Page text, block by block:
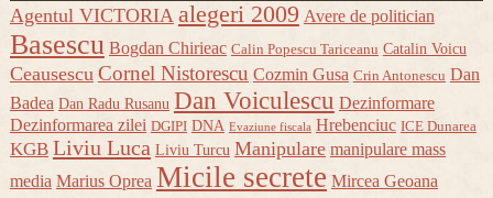
Agentul VICTORIA alegeri 2009 Avere de politician
Basescu Bogdan Chirieac Calin Popescu Tariceanu Catalin Voicu
Ceausescu Cornel Nistorescu Cozmin Gusa Crin Antonescu Dan
Badea Dan Radu Rusanu Dan Voiculescu Dezinformare
Dezinformarea zilei DGIPI DNA Evaziune fiscala Hrebenciuc ICE Dunarea
KGB Liviu Luca Liviu Turcu Manipulare manipulare mass
media Marius Oprea Micile secrete Mircea Geoana